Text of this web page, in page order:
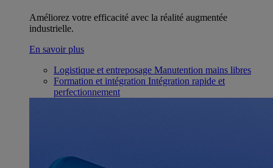
Améliorez votre efficacité avec la réalité augmentée
industrielle.
En savoir plus
Logistique et entreposage Manutention mains libres
Formation et intégration Intégration rapide et
perfectionnement